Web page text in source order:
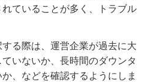
ていることが多く、トラブル
る際は、運営企業が過去に大
いないか、長時間のダウンタ
、などを確認するようにしま